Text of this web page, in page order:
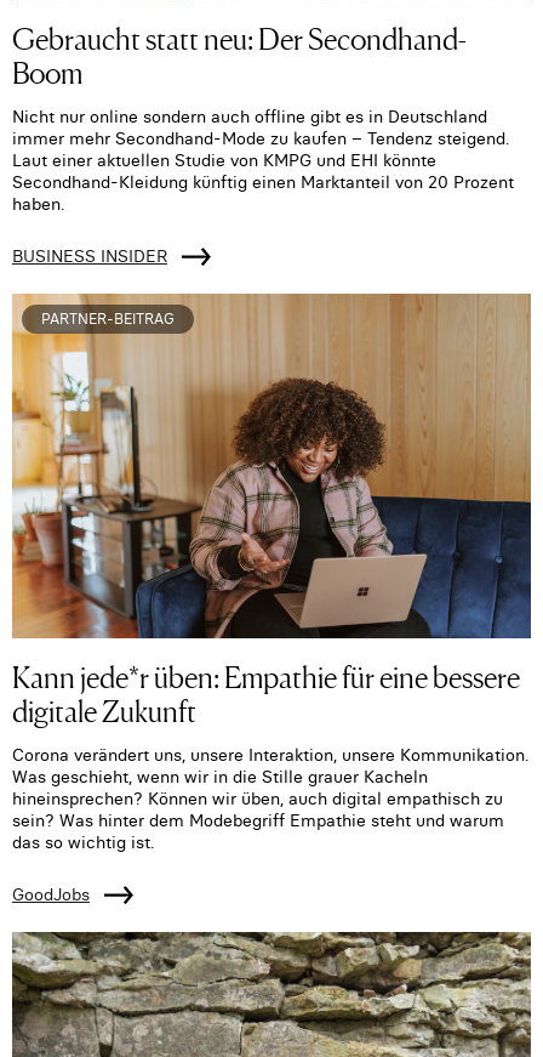
Gebraucht statt neu: Der Secondhand-
Boom
Nicht nur online sondern auch offline gibt es in Deutschland
immer mehr Secondhand-Mode zu kaufen – Tendenz steigend.
Laut einer aktuellen Studie von KMPG und EHI könnte
Secondhand-Kleidung künftig einen Marktanteil von 20 Prozent
haben.
BUSINESS INSIDER
PARTNER-BEITRAG
Kann jede*r üben: Empathie für eine bessere
digitale Zukunft
Corona verändert uns, unsere Interaktion, unsere Kommunikation.
Was geschieht, wenn wir in die Stille grauer Kacheln
hineinsprechen? Können wir üben, auch digital empathisch zu
sein? Was hinter dem Modebegriff Empathie steht und warum
das so wichtig ist.
GoodJobs